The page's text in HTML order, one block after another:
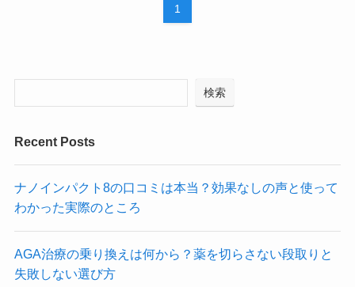
1
検索
Recent Posts
ナノインパクト8の口コミは本当？効果なしの声と使って
わかった実際のところ
AGA治療の乗り換えは何から？薬を切らさない段取りと
失敗しない選び方